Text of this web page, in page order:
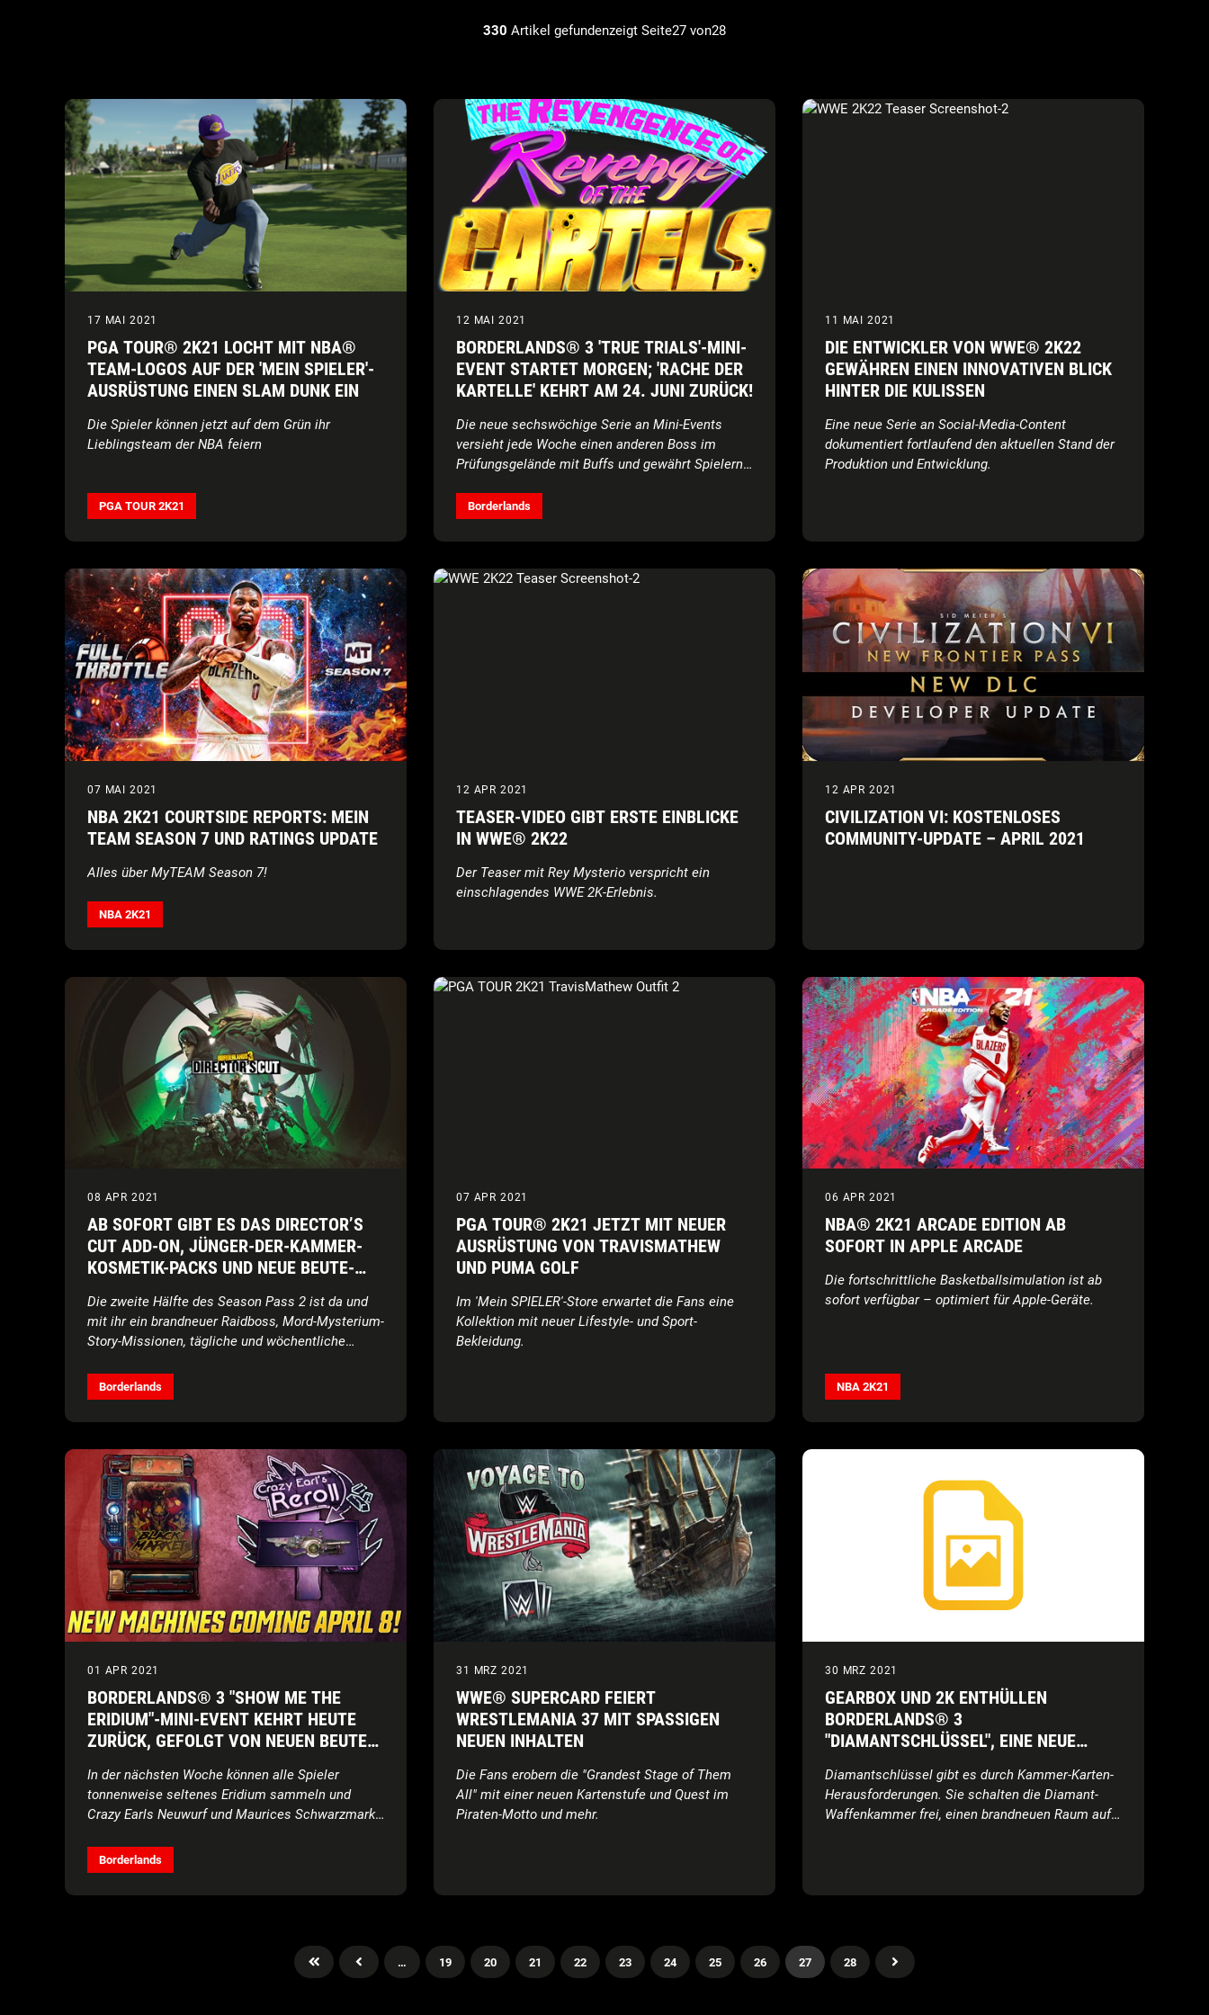
330 Artikel gefundenzeigt Seite27 von28
17 MAI 2021
PGA TOUR® 2K21 LOCHT MIT NBA®
TEAM-LOGOS AUF DER 'MEIN SPIELER'-
AUSRÜSTUNG EINEN SLAM DUNK EIN
Die Spieler können jetzt auf dem Grün ihr
Lieblingsteam der NBA feiern
PGA TOUR 2K21
12 MAI 2021
BORDERLANDS® 3 'TRUE TRIALS'-MINI-
EVENT STARTET MORGEN; 'RACHE DER
KARTELLE' KEHRT AM 24. JUNI ZURÜCK!
Die neue sechswöchige Serie an Mini-Events
versieht jede Woche einen anderen Boss im
Prüfungsgelände mit Buffs und gewährt Spielern
machen
Borderlands
11 MAI 2021
DIE ENTWICKLER VON WWE® 2K22
GEWÄHREN EINEN INNOVATIVEN BLICK
HINTER DIE KULISSEN
Eine neue Serie an Social-Media-Content
dokumentiert fortlaufend den aktuellen Stand der
Produktion und Entwicklung.
07 MAI 2021
NBA 2K21 COURTSIDE REPORTS: MEIN
TEAM SEASON 7 UND RATINGS UPDATE
Alles über MyTEAM Season 7!
NBA 2K21
12 APR 2021
TEASER-VIDEO GIBT ERSTE EINBLICKE
IN WWE® 2K22
Der Teaser mit Rey Mysterio verspricht ein
einschlagendes WWE 2K-Erlebnis.
12 APR 2021
CIVILIZATION VI: KOSTENLOSES
COMMUNITY-UPDATE – APRIL 2021
08 APR 2021
AB SOFORT GIBT ES DAS DIRECTOR’S
CUT ADD-ON, JÜNGER-DER-KAMMER-
KOSMETIK-PACKS UND NEUE BEUTE-
Die zweite Hälfte des Season Pass 2 ist da und
mit ihr ein brandneuer Raidboss, Mord-Mysterium-
Story-Missionen, tägliche und wöchentliche
jede Menge Hinter-den-Kulissen-Inhalte.
Borderlands
07 APR 2021
PGA TOUR® 2K21 JETZT MIT NEUER
AUSRÜSTUNG VON TRAVISMATHEW
UND PUMA GOLF
Im 'Mein SPIELER'-Store erwartet die Fans eine
Kollektion mit neuer Lifestyle- und Sport-
Bekleidung.
06 APR 2021
NBA® 2K21 ARCADE EDITION AB
SOFORT IN APPLE ARCADE
Die fortschrittliche Basketballsimulation ist ab
sofort verfügbar – optimiert für Apple-Geräte.
NBA 2K21
01 APR 2021
BORDERLANDS® 3 "SHOW ME THE
ERIDIUM"-MINI-EVENT KEHRT HEUTE
ZURÜCK, GEFOLGT VON NEUEN BEUTE-
In der nächsten Woche können alle Spieler
tonnenweise seltenes Eridium sammeln und
Crazy Earls Neuwurf und Maurices Schwarzmarkt-
hinzugefügt werden.
Borderlands
31 MRZ 2021
WWE® SUPERCARD FEIERT
WRESTLEMANIA 37 MIT SPASSIGEN N
EUEN INHALTEN
Die Fans erobern die "Grandest Stage of Them
All" mit einer neuen Kartenstufe und Quest im
Piraten-Motto und mehr.
30 MRZ 2021
GEARBOX UND 2K ENTHÜLLEN
BORDERLANDS® 3
"DIAMANTSCHLÜSSEL", EINE NEUE
KOMMENDEN DIRECTOR’S CUT-ADD-ON
Diamantschlüssel gibt es durch Kammer-Karten-
Herausforderungen. Sie schalten die Diamant-
Waffenkammer frei, einen brandneuen Raum auf
… 19 20 21 22 23 24 25 26 27 28